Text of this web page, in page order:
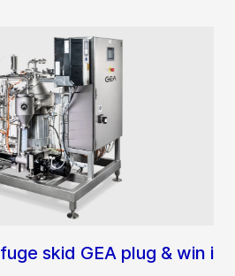
skid GEA plug & win i